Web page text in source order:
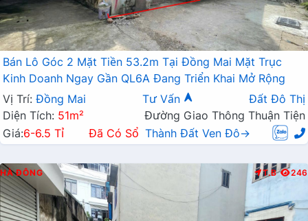
Bán Lô Góc 2 Mặt Tiền 53.2m Tại Đồng Mai Mặt Trục
Kinh Doanh Ngay Gần QL6A Đang Triển Khai Mở Rộng
Vị Trí: Đồng Mai Tư Vấn
Đất Đô Thị
Diện Tích: 51m²
Đường Giao Thông Thuận Tiện
Giá:6-6.5 Tỉ Đã Có Sổ Thành Đất Ven Đô→
HÀ ĐÔNG T.B 246